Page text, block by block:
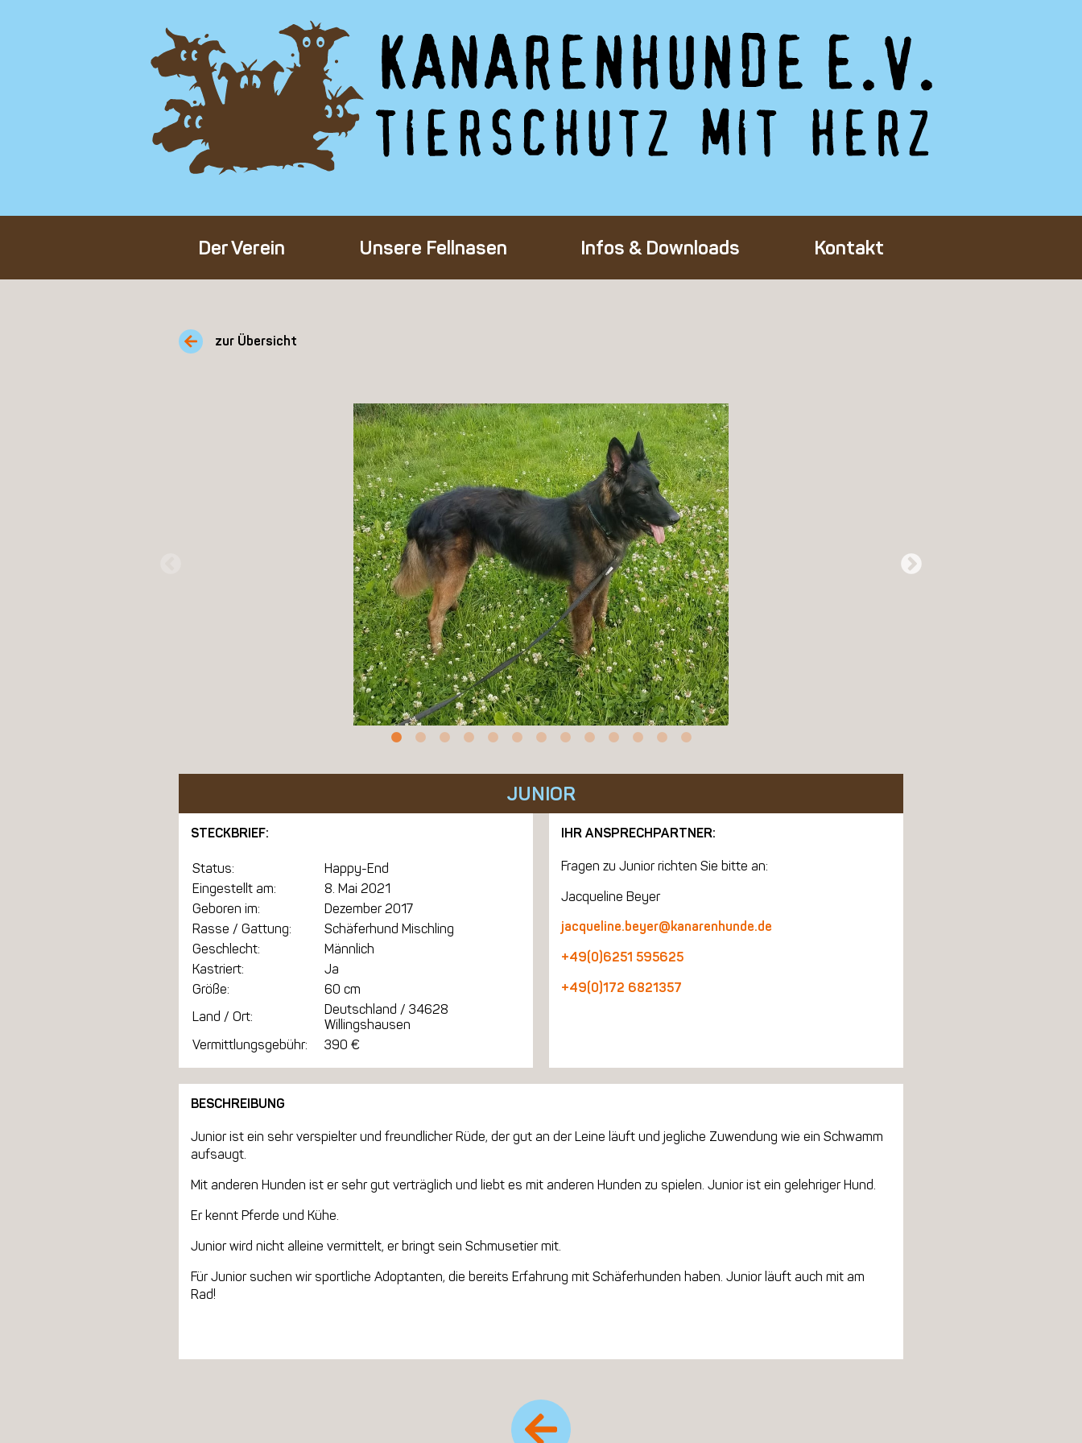
Der Verein
Über den Verein
Unser Team
Unsere Fellnasen
Alle Hunde
Infos & Downloads
Adoption eines Tieres
Pflegestelle
Mitgliedschaft
Spenden
Kontakt
zur Übersicht
JUNIOR
STECKBRIEF:
Status:
Happy-End
Eingestellt am:
8. Mai 2021
Geboren im:
Dezember 2017
Rasse / Gattung:
Schäferhund Mischling
Geschlecht:
Männlich
Kastriert:
Ja
Größe:
60 cm
Land / Ort:
Deutschland / 34628
Willingshausen
Vermittlungsgebühr:
390 €
IHR ANSPRECHPARTNER:
Fragen zu Junior richten Sie bitte an:
Jacqueline Beyer
jacqueline.beyer@kanarenhunde.de
+49(0)6251 595625
+49(0)172 6821357
BESCHREIBUNG
Junior ist ein sehr verspielter und freundlicher Rüde, der gut an der Leine läuft und jegliche Zuwendung wie ein Schwamm
aufsaugt.
Mit anderen Hunden ist er sehr gut verträglich und liebt es mit anderen Hunden zu spielen. Junior ist ein gelehriger Hund.
Er kennt Pferde und Kühe.
Junior wird nicht alleine vermittelt, er bringt sein Schmusetier mit.
Für Junior suchen wir sportliche Adoptanten, die bereits Erfahrung mit Schäferhunden haben. Junior läuft auch mit am
Rad!